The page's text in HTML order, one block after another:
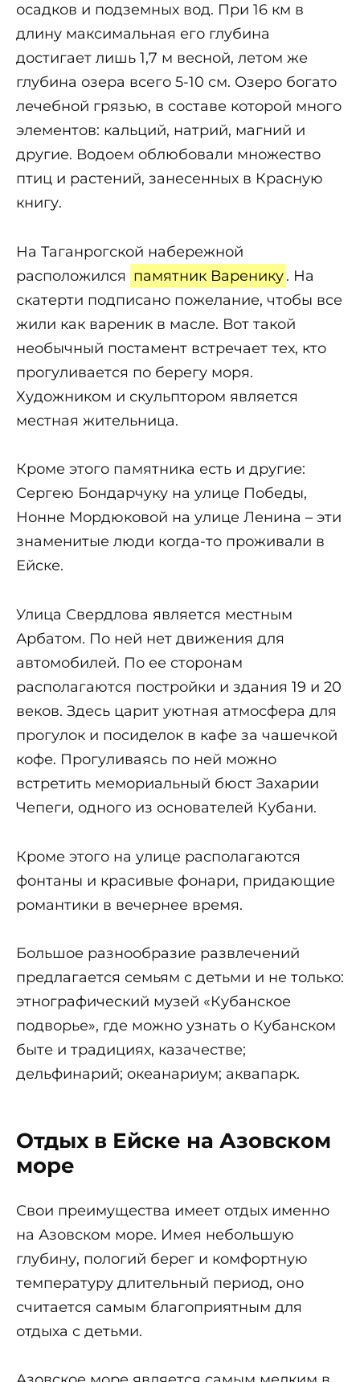
осадков и подземных вод. При 16 км в
длину максимальная его глубина
достигает лишь 1,7 м весной, летом же
глубина озера всего 5-10 см. Озеро богато
лечебной грязью, в составе которой много
элементов: кальций, натрий, магний и
другие. Водоем облюбовали множество
птиц и растений, занесенных в Красную
книгу.
На Таганрогской набережной
расположился памятник Варенику . На
скатерти подписано пожелание, чтобы все
жили как вареник в масле. Вот такой
необычный постамент встречает тех, кто
прогуливается по берегу моря.
Художником и скульптором является
местная жительница.
Кроме этого памятника есть и другие:
Сергею Бондарчуку на улице Победы,
Нонне Мордюковой на улице Ленина – эти
знаменитые люди когда-то проживали в
Ейске.
Улица Свердлова является местным
Арбатом. По ней нет движения для
автомобилей. По ее сторонам
располагаются постройки и здания 19 и 20
веков. Здесь царит уютная атмосфера для
прогулок и посиделок в кафе за чашечкой
кофе. Прогуливаясь по ней можно
встретить мемориальный бюст Захарии
Чепеги, одного из основателей Кубани.
Кроме этого на улице располагаются
фонтаны и красивые фонари, придающие
романтики в вечернее время.
Большое разнообразие развлечений
предлагается семьям с детьми и не только:
этнографический музей «Кубанское
подворье», где можно узнать о Кубанском
быте и традициях, казачестве;
дельфинарий; океанариум; аквапарк.
Отдых в Ейске на Азовском
море
Свои преимущества имеет отдых именно
на Азовском море. Имея небольшую
глубину, пологий берег и комфортную
температуру длительный период, оно
считается самым благоприятным для
отдыха с детьми.